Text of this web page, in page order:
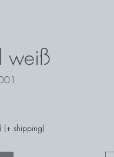
weiß
(+ shipping)